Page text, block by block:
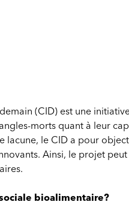
(CID) est une
morts quant à leur
lacune, le CID a pour
Ainsi, le projet
bioalimentaire?